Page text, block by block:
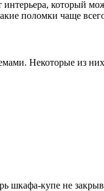
который
поломки чаще
Некоторые из
шкафа-купе не